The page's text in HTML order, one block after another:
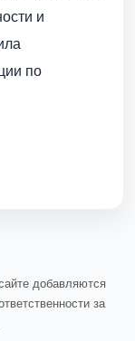
и
по
добавляются
за